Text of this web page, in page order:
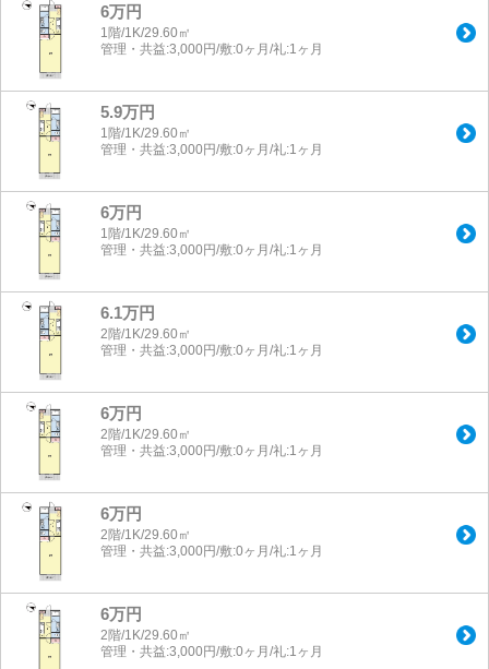
6万円
1階/1K/29.60㎡
管理・共益:3,000円/敷:0ヶ月/礼:1ヶ月
5.9万円
1階/1K/29.60㎡
管理・共益:3,000円/敷:0ヶ月/礼:1ヶ月
6万円
1階/1K/29.60㎡
管理・共益:3,000円/敷:0ヶ月/礼:1ヶ月
6.1万円
2階/1K/29.60㎡
管理・共益:3,000円/敷:0ヶ月/礼:1ヶ月
6万円
2階/1K/29.60㎡
管理・共益:3,000円/敷:0ヶ月/礼:1ヶ月
6万円
2階/1K/29.60㎡
管理・共益:3,000円/敷:0ヶ月/礼:1ヶ月
6万円
2階/1K/29.60㎡
管理・共益:3,000円/敷:0ヶ月/礼:1ヶ月